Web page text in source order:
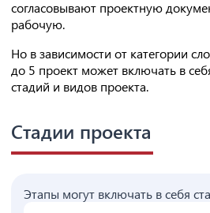
согласовывают проектную
рабочую.
Но в зависимости от категории
до 5 проект может включать в
стадий и видов проекта.
Стадии проекта
Этапы могут включать в себя